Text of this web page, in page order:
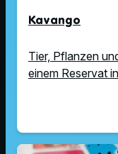
Kavango
Tier, Pflanzen
einem Reservat